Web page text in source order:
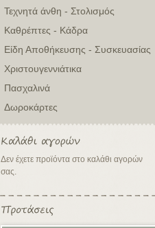
Τεχνητά άνθη - Στολισμός
Καθρέπτες - Κάδρα
Είδη Αποθήκευσης - Συσκευασίας
Χριστουγεννιάτικα
Πασχαλινά
Δωροκάρτες
Δεν έχετε προϊόντα στο καλάθι αγορών
σας.